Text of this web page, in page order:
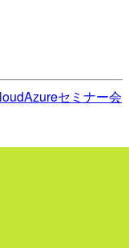
Azureセミナー会